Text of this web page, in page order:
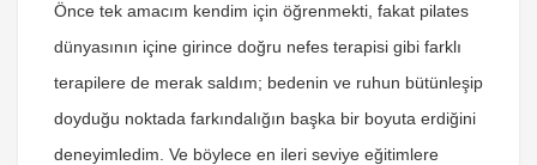
Önce tek amacım kendim için öğrenmekti, fakat pilates
dünyasının içine girince doğru nefes terapisi gibi farklı
terapilere de merak saldım; bedenin ve ruhun bütünleşip
doyduğu noktada farkındalığın başka bir boyuta erdiğini
deneyimledim. Ve böylece en ileri seviye eğitimlere